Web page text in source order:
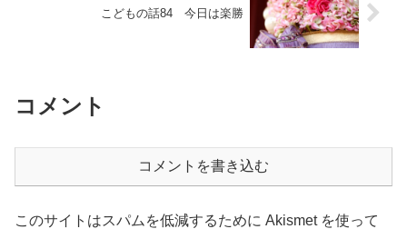
こどもの話84 今日は楽勝
コメント
コメントを書き込む
このサイトはスパムを低減するために Akismet を使って